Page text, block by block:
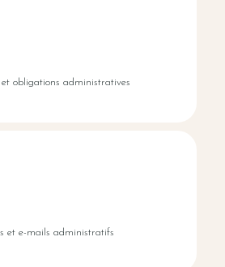
et obligations administratives
et e-mails administratifs